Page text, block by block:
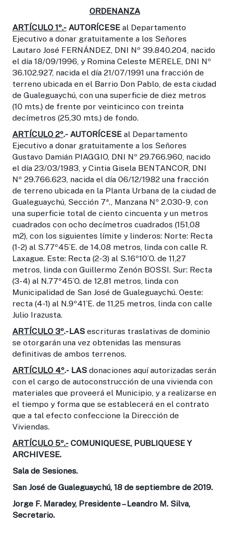
ORDENANZA
ARTÍCULO 1º.- AUTORÍCESE al Departamento
Ejecutivo a donar gratuitamente a los Señores
Lautaro José FERNÁNDEZ, DNI Nº 39.840.204, nacido
el día 18/09/1996, y Romina Celeste MERELE, DNI Nº
36.102.927, nacida el día 21/07/1991 una fracción de
terreno ubicada en el Barrio Don Pablo, de esta ciudad
de Gualeguaychú, con una superficie de diez metros
(10 mts.) de frente por veinticinco con treinta
decímetros (25,30 mts.) de fondo.
ARTÍCULO 2º.- AUTORÍCESE al Departamento
Ejecutivo a donar gratuitamente a los Señores
Gustavo Damián PIAGGIO, DNI Nº 29.766.960, nacido
el día 23/03/1983, y Cintia Gisela BENTANCOR, DNI
Nº 29.766.623, nacida el día 06/12/1982 una fracción
de terreno ubicada en la Planta Urbana de la ciudad de
Gualeguaychú, Sección 7ª., Manzana Nº 2.030-9, con
una superficie total de ciento cincuenta y un metros
cuadrados con ocho decímetros cuadrados (151,08
m2), con los siguientes límite y linderos: Norte: Recta
(1-2) al S.77º45´E. de 14,08 metros, linda con calle R.
Laxague. Este: Recta (2-3) al S.16º10´O. de 11,27
metros, linda con Guillermo Zenón BOSSI. Sur: Recta
(3-4) al N.77º45´O. de 12,81 metros, linda con
Municipalidad de San José de Gualeguaychú. Oeste:
recta (4-1) al N.9º41´E. de 11,25 metros, linda con calle
Julio Irazusta.
ARTÍCULO 3º.- LAS escrituras traslativas de dominio
se otorgarán una vez obtenidas las mensuras
definitivas de ambos terrenos.
ARTÍCULO 4º.- LAS donaciones aquí autorizadas serán
con el cargo de autoconstrucción de una vivienda con
materiales que proveerá el Municipio, y a realizarse en
el tiempo y forma que se establecerá en el contrato
que a tal efecto confeccione la Dirección de
Viviendas.
ARTÍCULO 5º.- COMUNIQUESE, PUBLIQUESE Y
ARCHIVESE.
Sala de Sesiones.
San José de Gualeguaychú, 18 de septiembre de 2019.
Jorge F. Maradey, Presidente – Leandro M. Silva,
Secretario.